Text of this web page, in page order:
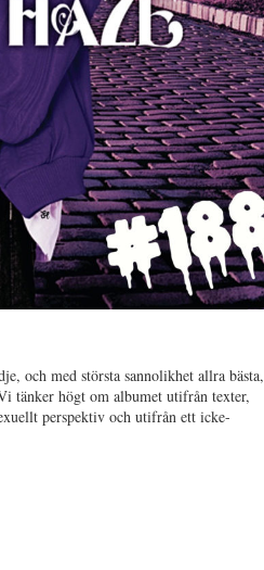
och med största sannolikhet allra bästa,
tänker högt om albumet utifrån texter,
perspektiv och utifrån ett icke-